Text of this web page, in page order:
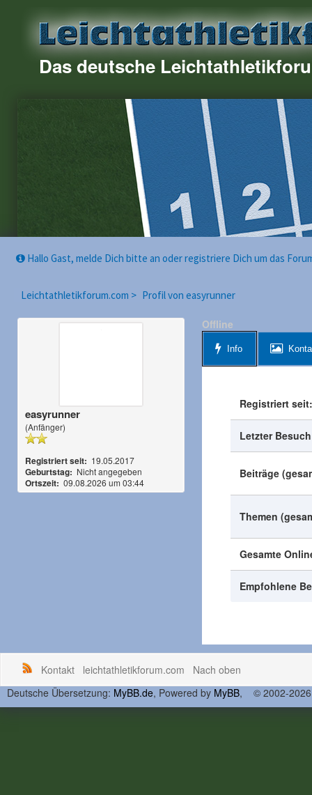
Das deutsche
Hallo Gast, melde Dich bitte an oder registriere Dich um das
Leichtathletikforum.com > Profil von easyrunner
easyrunner
(Anfänger)
Registriert seit: 19.05.2017
Geburtstag: Nicht angegeben
Ortszeit: 09.08.2026 um 03:44
Offline
Info
Registriert seit:
Letzter
Beiträge
Themen
Gesamte
Empfohlene
Kontakt leichtathletikforum.com
Nach oben
Deutsche Übersetzung: MyBB.de, Powered by MyBB, © 2002-